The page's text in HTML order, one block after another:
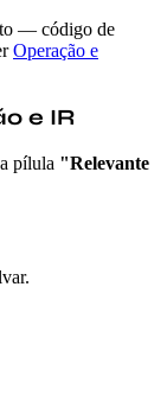
— código de
Operação e
e IR
pílula "Relevante